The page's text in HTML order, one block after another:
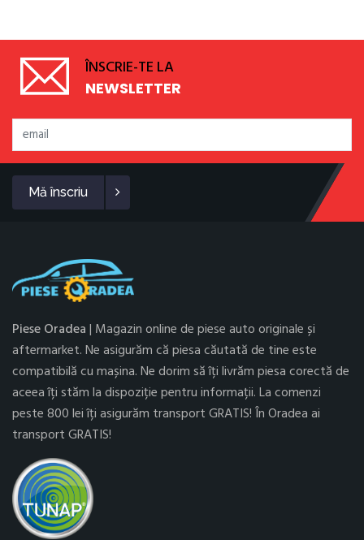
ÎNSCRIE-TE LA
NEWSLETTER
Mă înscriu
Piese Oradea| Magazin online de piese auto originale și
aftermarket. Ne asigurăm că piesa căutată de tine este
compatibilă cu mașina. Ne dorim să îți livrăm piesa corectă de
aceea îți stăm la dispoziție pentru informații. La comenzi
peste 800 lei îți asigurăm transport GRATIS! În Oradea ai
transport GRATIS!